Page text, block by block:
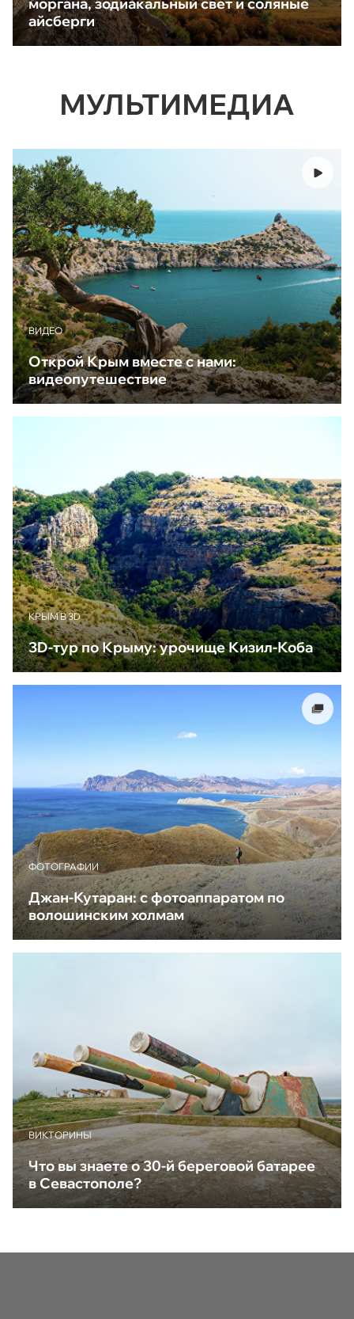
айсберги
МУЛЬТИМЕДИА
ВИДЕО
Открой Крым вместе с нами:
видеопутешествие
КРЫМ В 3D
3D-тур по Крыму: урочище Кизил-Коба
ФОТОГРАФИИ
Джан-Кутаран: с фотоаппаратом по
волошинским холмам
ВИКТОРИНЫ
Что вы знаете о 30-й береговой батарее
в Севастополе?